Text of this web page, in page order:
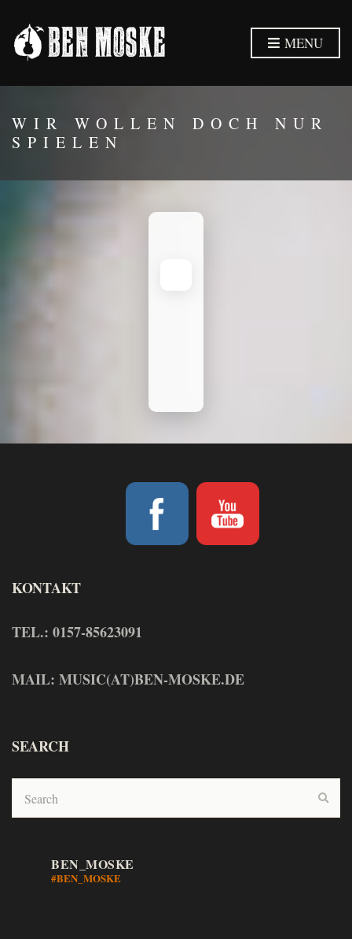
MENU
WIR WOLLEN DOCH NUR
SPIELEN
KONTAKT
TEL.: 0157-85623091
MAIL: MUSIC(AT)BEN-MOSKE.DE
SEARCH
BEN_MOSKE
#BEN_MOSKE